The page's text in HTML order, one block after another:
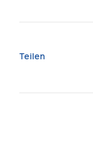
Teilen